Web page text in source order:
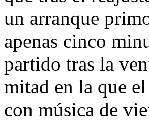
un arranque
apenas cinco
partido tras la
mitad en la que
con música de